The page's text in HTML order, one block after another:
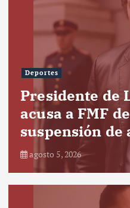
Deportes
Presidente de
acusa a FMF
suspensión de
agosto 5, 2026